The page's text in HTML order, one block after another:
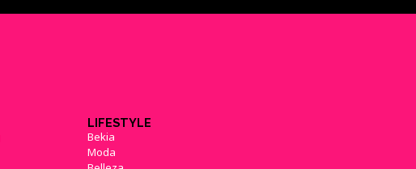
LIFESTYLE
Bekia
Moda